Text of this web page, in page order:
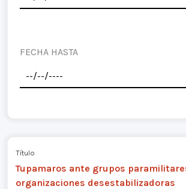
FECHA HASTA
Título
Tupamaros ante grupos
organizaciones desestabilizadoras